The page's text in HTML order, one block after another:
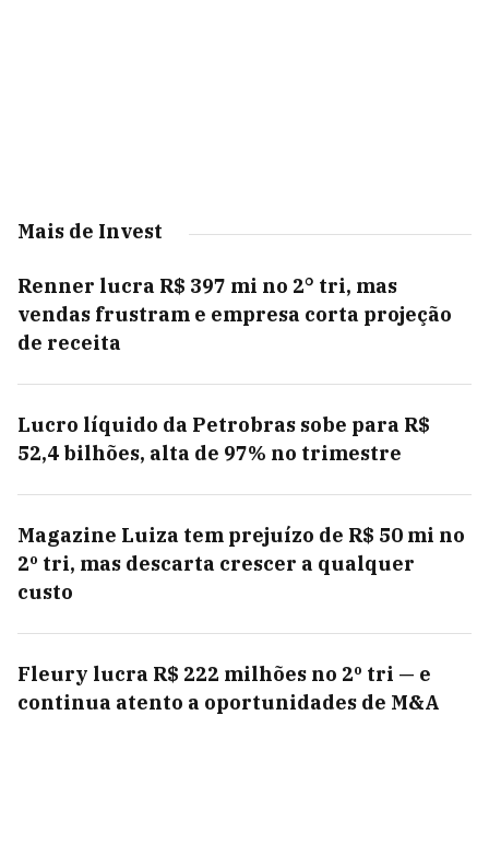
Mais de Invest
Renner lucra R$ 397 mi no 2° tri, mas
vendas frustram e empresa corta projeção
de receita
Lucro líquido da Petrobras sobe para R$
52,4 bilhões, alta de 97% no trimestre
Magazine Luiza tem prejuízo de R$ 50 mi no
2º tri, mas descarta crescer a qualquer
custo
Fleury lucra R$ 222 milhões no 2º tri — e
continua atento a oportunidades de M&A